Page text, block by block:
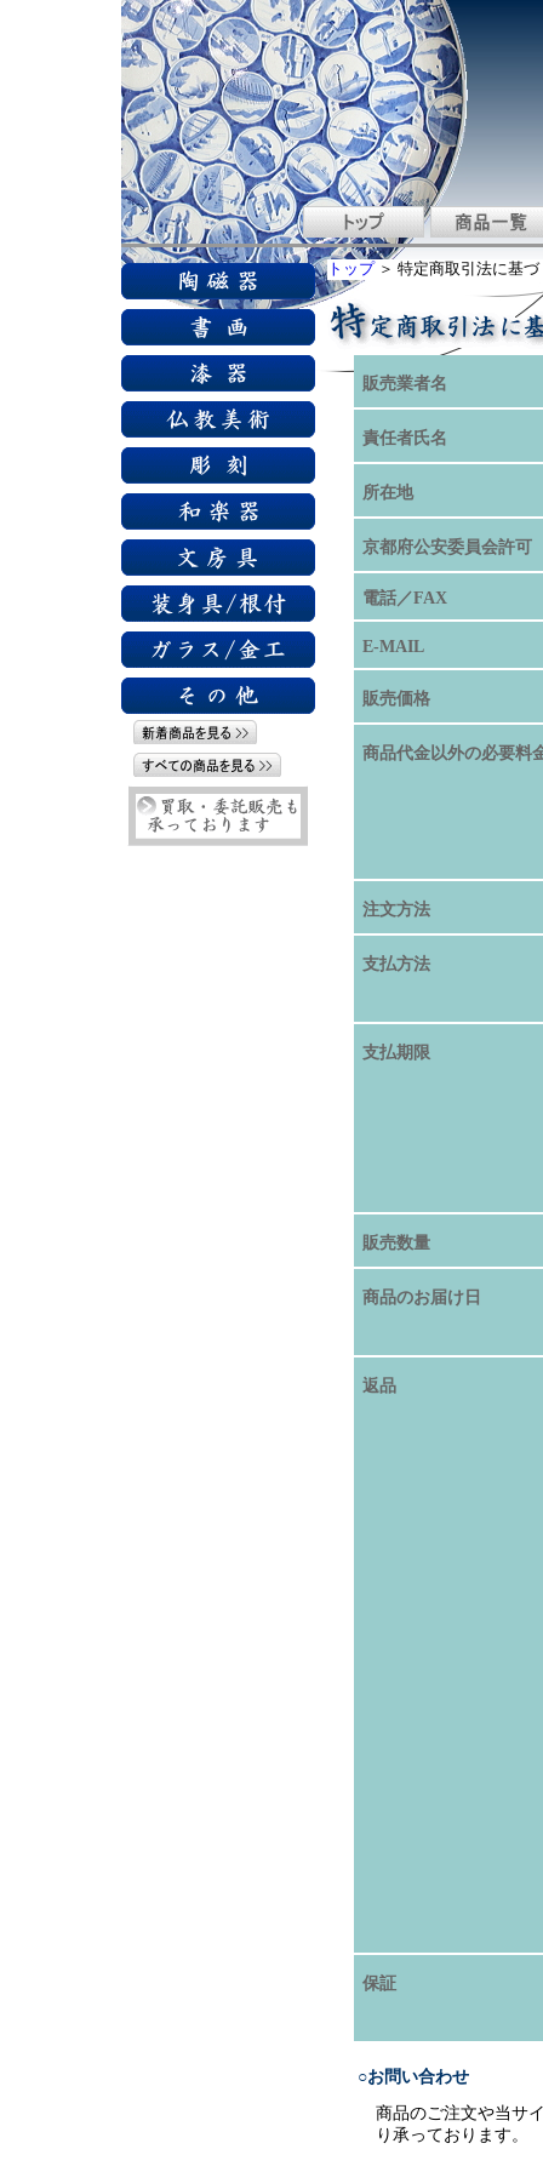
トップ ＞ 特定商取引法に基
販売業者名
責任者氏名
所在地
京都府公安委員会許可
電話／FAX
E-MAIL
販売価格
商品代金以外の必要料
注文方法
支払方法
支払期限
販売数量
商品のお届け日
返品
保証
○お問い合わせ
商品のご注文や当サ
り承っております。